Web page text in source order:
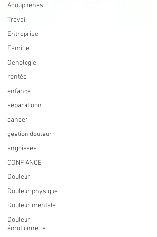
Acouphènes
Travail
Entreprise
Famille
Oenologie
rentée
enfance
séparatioon
cancer
gestion douleur
angoisses
CONFIANCE
Douleur
Douleur physique
Douleur mentale
Douleur
émotionnelle